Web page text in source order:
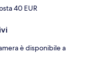
40 EUR
è disponibile a